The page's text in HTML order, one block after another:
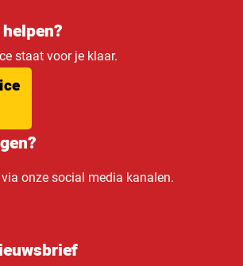
staat voor je klaar.
onze social media kanalen.